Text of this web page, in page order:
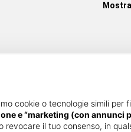
cookie o tecnologie simili
e “marketing (con annunci
revocare il tuo consenso, in